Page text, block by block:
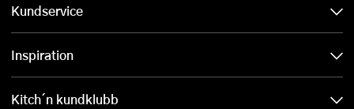
Kundservice
Inspiration
Kitch´n kundklubb